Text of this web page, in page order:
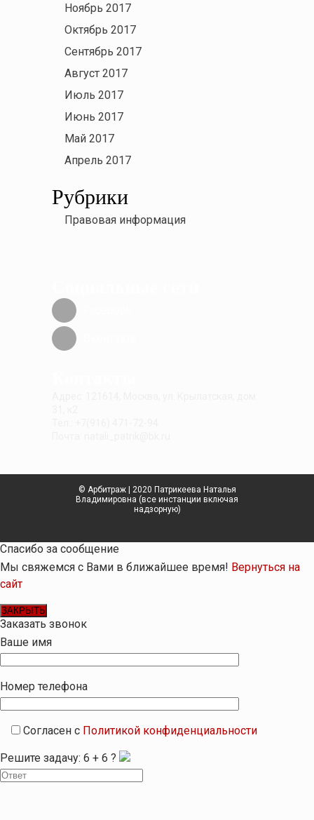
Ноябрь 2017
Октябрь 2017
Сентябрь 2017
Август 2017
Июль 2017
Июнь 2017
Май 2017
Апрель 2017
Рубрики
Правовая информация
© Арбитраж | 2020 Патрикеева Наталья
Владимировна (все инстанции включая
надзорную)
Спасибо за сообщение
Мы свяжемся с Вами в ближайшее время! Вернуться на
сайт
ЗАКРЫТЬ
Заказать звонок
Ваше имя
Номер телефона
Согласен с Политикой конфиденциальности
Решите задачу: 6 + 6 ?